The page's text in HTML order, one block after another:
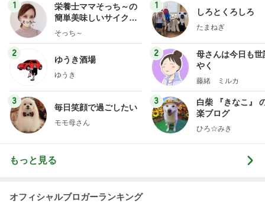
1
栄養士ママそっち～の
簡単美味しいサイクル
献立
そっち～
2
ゆうき酒場
ゆうき
3
毎日笑顔で過ごしたい
モモ母さん
1
しろとくろしろ
たまねぎ
2
母さんは今日も世
やく
藤緒 ミルカ
3
白柴 『きなこ』
楽ブログ
ひろ☆みき
もっと見る
オフィシャルブロガーランキング